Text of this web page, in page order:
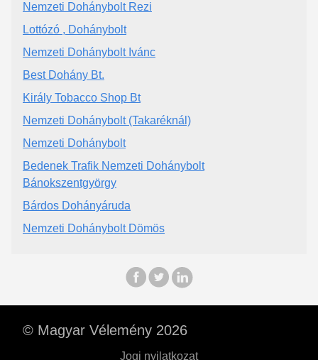
Nemzeti Dohánybolt Rezi
Lottózó , Dohánybolt
Nemzeti Dohánybolt Ivánc
Best Dohány Bt.
Király Tobacco Shop Bt
Nemzeti Dohánybolt (Takaréknál)
Nemzeti Dohánybolt
Bedenek Trafik Nemzeti Dohánybolt
Bánokszentgyörgy
Bárdos Dohányáruda
Nemzeti Dohánybolt Dömös
© Magyar Vélemény 2026
Jogi nyilatkozat